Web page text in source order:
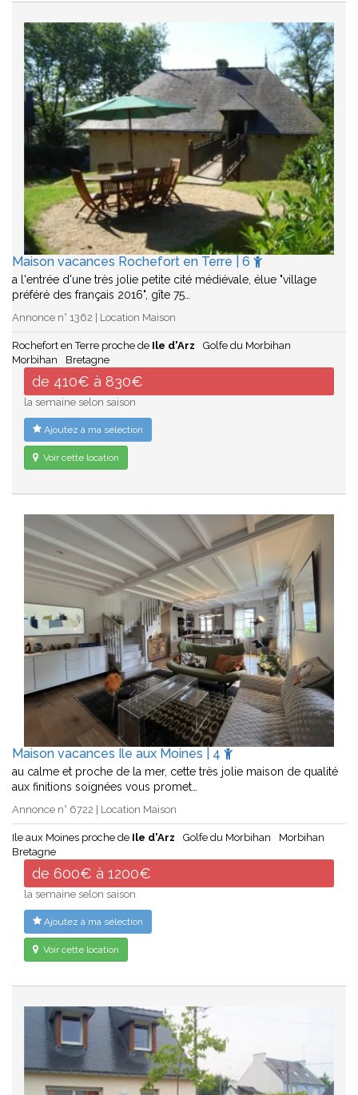
Maison vacances Rochefort en Terre | 6
a l'entrée d'une très jolie petite cité médiévale, élue "village
préféré des français 2016", gîte 75…
Annonce n° 1362 | Location Maison
Rochefort en Terre proche de Ile d'Arz
Golfe du Morbihan
Morbihan
Bretagne
de 410€ à 830€
la semaine selon saison
Ajoutez à ma sélection
Voir cette location
Maison vacances Ile aux Moines | 4
au calme et proche de la mer, cette très jolie maison de qualité
aux finitions soignées vous promet…
Annonce n° 6722 | Location Maison
Ile aux Moines proche de Ile d'Arz Golfe du Morbihan
Morbihan
Bretagne
de 600€ à 1200€
la semaine selon saison
Ajoutez à ma sélection
Voir cette location